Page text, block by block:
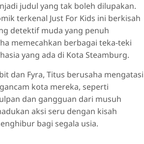
judul yang tak boleh dilupakan.
terkenal Just For Kids ini berkisah
detektif muda yang penuh
memecahkan berbagai teka-teki
yang ada di Kota Steamburg.
dan Fyra, Titus berusaha mengatasi
kota mereka, seperti
dan gangguan dari musuh
aksi seru dengan kisah
bagi segala usia.